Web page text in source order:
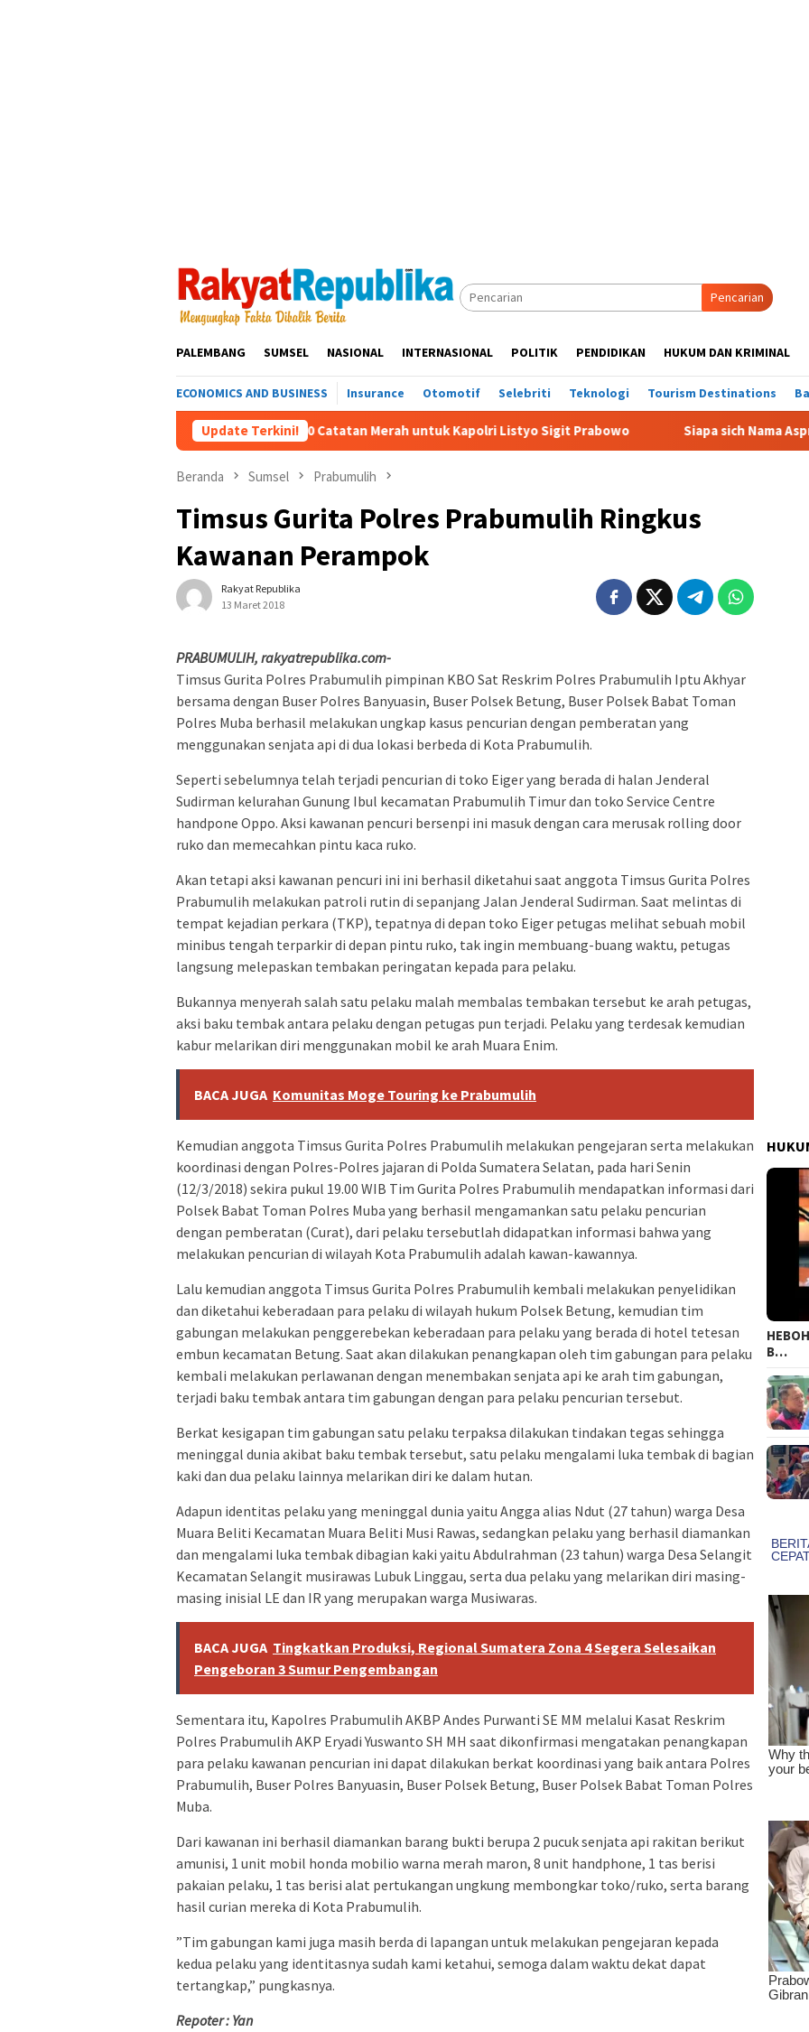
Pencarian
PALEMBANG SUMSEL NASIONAL INTERNASIONAL POLITIK PENDIDIKAN HUKUM DAN KRIMINAL
ECONOMICS AND BUSINESS Insurance Otomotif Selebriti Teknologi Tourism Destinations
Update Terkini!
Diganti, Pakar Ungkap 10 Catatan Merah untuk Kapolri Listyo Sigit Prabowo Siapa sich Nama Aspri Prabowo yang
Beranda Sumsel Prabumulih
Timsus Gurita Polres Prabumulih Ringkus
Kawanan Perampok
Rakyat Republika
13 Maret 2018
PRABUMULIH, rakyatrepublika.com-
Timsus Gurita Polres Prabumulih pimpinan KBO Sat Reskrim Polres Prabumulih Iptu Akhyar
bersama dengan Buser Polres Banyuasin, Buser Polsek Betung, Buser Polsek Babat Toman
Polres Muba berhasil melakukan ungkap kasus pencurian dengan pemberatan yang
menggunakan senjata api di dua lokasi berbeda di Kota Prabumulih.
Seperti sebelumnya telah terjadi pencurian di toko Eiger yang berada di halan Jenderal
Sudirman kelurahan Gunung Ibul kecamatan Prabumulih Timur dan toko Service Centre
handpone Oppo. Aksi kawanan pencuri bersenpi ini masuk dengan cara merusak rolling door
ruko dan memecahkan pintu kaca ruko.
Akan tetapi aksi kawanan pencuri ini ini berhasil diketahui saat anggota Timsus Gurita Polres
Prabumulih melakukan patroli rutin di sepanjang Jalan Jenderal Sudirman. Saat melintas di
tempat kejadian perkara (TKP), tepatnya di depan toko Eiger petugas melihat sebuah mobil
minibus tengah terparkir di depan pintu ruko, tak ingin membuang-buang waktu, petugas
langsung melepaskan tembakan peringatan kepada para pelaku.
Bukannya menyerah salah satu pelaku malah membalas tembakan tersebut ke arah petugas,
aksi baku tembak antara pelaku dengan petugas pun terjadi. Pelaku yang terdesak kemudian
kabur melarikan diri menggunakan mobil ke arah Muara Enim.
BACA JUGA Komunitas Moge Touring ke Prabumulih
Kemudian anggota Timsus Gurita Polres Prabumulih melakukan pengejaran serta melakukan
koordinasi dengan Polres-Polres jajaran di Polda Sumatera Selatan, pada hari Senin
(12/3/2018) sekira pukul 19.00 WIB Tim Gurita Polres Prabumulih mendapatkan informasi dari
Polsek Babat Toman Polres Muba yang berhasil mengamankan satu pelaku pencurian
dengan pemberatan (Curat), dari pelaku tersebutlah didapatkan informasi bahwa yang
melakukan pencurian di wilayah Kota Prabumulih adalah kawan-kawannya.
Lalu kemudian anggota Timsus Gurita Polres Prabumulih kembali melakukan penyelidikan
dan diketahui keberadaan para pelaku di wilayah hukum Polsek Betung, kemudian tim
gabungan melakukan penggerebekan keberadaan para pelaku yang berada di hotel tetesan
embun kecamatan Betung. Saat akan dilakukan penangkapan oleh tim gabungan para pelaku
kembali melakukan perlawanan dengan menembakan senjata api ke arah tim gabungan,
terjadi baku tembak antara tim gabungan dengan para pelaku pencurian tersebut.
Berkat kesigapan tim gabungan satu pelaku terpaksa dilakukan tindakan tegas sehingga
meninggal dunia akibat baku tembak tersebut, satu pelaku mengalami luka tembak di bagian
kaki dan dua pelaku lainnya melarikan diri ke dalam hutan.
Adapun identitas pelaku yang meninggal dunia yaitu Angga alias Ndut (27 tahun) warga Desa
Muara Beliti Kecamatan Muara Beliti Musi Rawas, sedangkan pelaku yang berhasil diamankan
dan mengalami luka tembak dibagian kaki yaitu Abdulrahman (23 tahun) warga Desa Selangit
Kecamatan Selangit musirawas Lubuk Linggau, serta dua pelaku yang melarikan diri masing-
masing inisial LE dan IR yang merupakan warga Musiwaras.
BACA JUGA Tingkatkan Produksi, Regional Sumatera Zona 4 Segera Selesaikan
Pengeboran 3 Sumur Pengembangan
Sementara itu, Kapolres Prabumulih AKBP Andes Purwanti SE MM melalui Kasat Reskrim
Polres Prabumulih AKP Eryadi Yuswanto SH MH saat dikonfirmasi mengatakan penangkapan
para pelaku kawanan pencurian ini dapat dilakukan berkat koordinasi yang baik antara Polres
Prabumulih, Buser Polres Banyuasin, Buser Polsek Betung, Buser Polsek Babat Toman Polres
Muba.
Dari kawanan ini berhasil diamankan barang bukti berupa 2 pucuk senjata api rakitan berikut
amunisi, 1 unit mobil honda mobilio warna merah maron, 8 unit handphone, 1 tas berisi
pakaian pelaku, 1 tas berisi alat pertukangan ungkung membongkar toko/ruko, serta barang
hasil curian mereka di Kota Prabumulih.
”Tim gabungan kami juga masih berda di lapangan untuk melakukan pengejaran kepada
kedua pelaku yang identitasnya sudah kami ketahui, semoga dalam waktu dekat dapat
tertangkap,” pungkasnya.
Repoter : Yan
B…